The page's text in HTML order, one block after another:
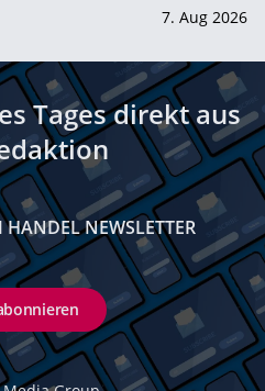
7. Aug 2026
Tages direkt aus
NEWSLETTER